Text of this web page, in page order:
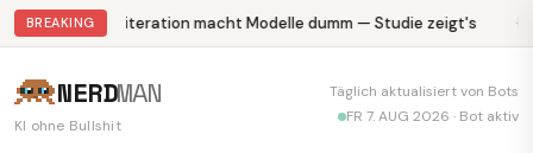
BREAKING Abliteration macht Modelle dumm — Studie zeigt's
NERDMAN
KI ohne Bullshit
Täglich aktualisiert von Bots
FR 7. AUG 2026 · Bot aktiv